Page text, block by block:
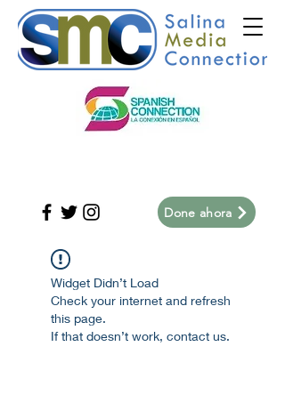
Done ahora
Widget Didn’t Load
Check your internet and refresh
this page.
If that doesn’t work, contact us.